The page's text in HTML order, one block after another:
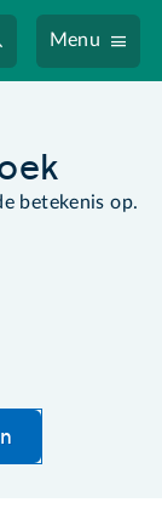
Menu
betekenis op.